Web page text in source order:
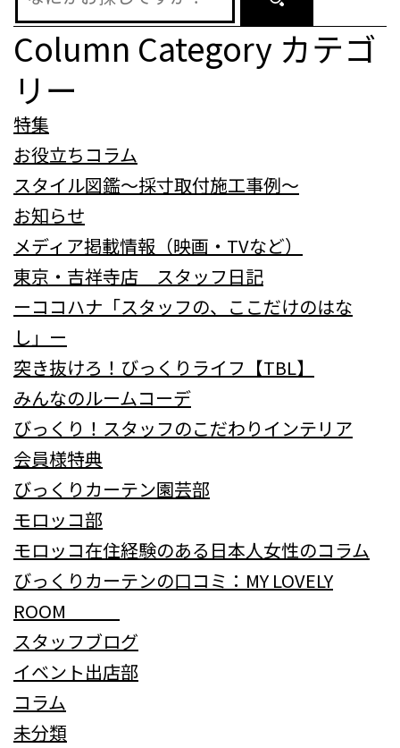
ン
Column Category カテゴ
リー
特集
お役立ちコラム
スタイル図鑑～採寸取付施工事例～
お知らせ
メディア掲載情報（映画・TVなど）
東京・吉祥寺店 スタッフ日記
ーココハナ「スタッフの、ここだけのはな
し」ー
突き抜けろ！びっくりライフ【TBL】
みんなのルームコーデ
びっくり！スタッフのこだわりインテリア
会員様特典
びっくりカーテン園芸部
モロッコ部
モロッコ在住経験のある日本人女性のコラム
びっくりカーテンの口コミ：MY LOVELY
ROOM
スタッフブログ
イベント出店部
コラム
未分類